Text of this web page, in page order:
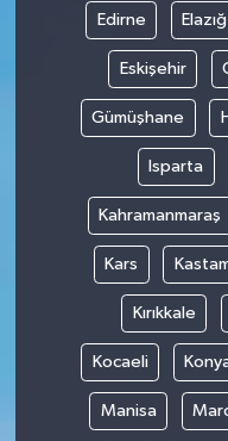
Edirne Elazığ
Eskişehir
Gümüşhane
Isparta
Kahramanmaraş
Kars
Kırıkkale
Kocaeli
Manisa